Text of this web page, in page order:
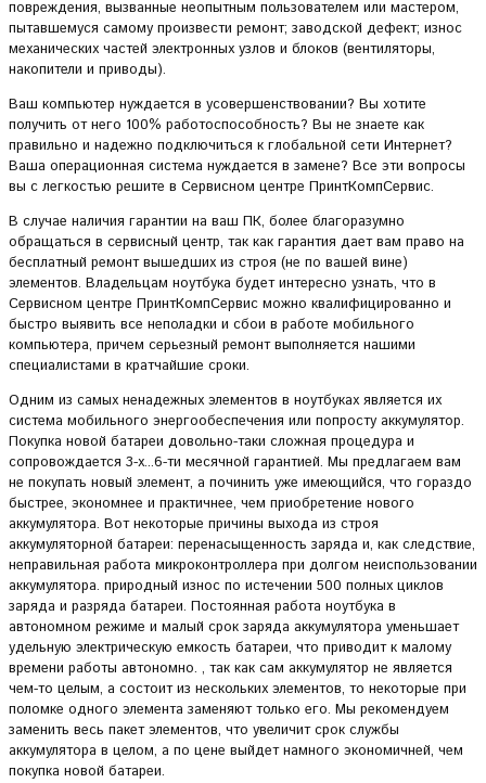
повреждения, вызванные неопытным пользователем или мастером,
пытавшемуся самому произвести ремонт; заводской дефект; износ
механических частей электронных узлов и блоков (вентиляторы,
накопители и приводы).
Ваш компьютер нуждается в усовершенствовании? Вы хотите
получить от него 100% работоспособность? Вы не знаете как
правильно и надежно подключиться к глобальной сети Интернет?
Ваша операционная система нуждается в замене? Все эти вопросы
вы с легкостью решите в Сервисном центре ПринтКомпСервис.
В случае наличия гарантии на ваш ПК, более благоразумно
обращаться в сервисный центр, так как гарантия дает вам право на
бесплатный ремонт вышедших из строя (не по вашей вине)
элементов. Владельцам ноутбука будет интересно узнать, что в
Сервисном центре ПринтКомпСервис можно квалифицированно и
быстро выявить все неполадки и сбои в работе мобильного
компьютера, причем серьезный ремонт выполняется нашими
специалистами в кратчайшие сроки.
Одним из самых ненадежных элементов в ноутбуках является их
система мобильного энергообеспечения или попросту аккумулятор.
Покупка новой батареи довольно-таки сложная процедура и
сопровождается 3-х...6-ти месячной гарантией. Мы предлагаем вам
не покупать новый элемент, а починить уже имеющийся, что гораздо
быстрее, экономнее и практичнее, чем приобретение нового
аккумулятора. Вот некоторые причины выхода из строя
аккумуляторной батареи: перенасыщенность заряда и, как следствие,
неправильная работа микроконтроллера при долгом неиспользовании
аккумулятора. природный износ по истечении 500 полных циклов
заряда и разряда батареи. Постоянная работа ноутбука в
автономном режиме и малый срок заряда аккумулятора уменьшает
удельную электрическую емкость батареи, что приводит к малому
времени работы автономно. , так как сам аккумулятор не является
чем-то целым, а состоит из нескольких элементов, то некоторые при
поломке одного элемента заменяют только его. Мы рекомендуем
заменить весь пакет элементов, что увеличит срок службы
аккумулятора в целом, а по цене выйдет намного экономичней, чем
покупка новой батареи.